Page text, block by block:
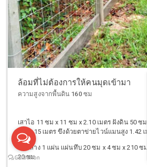
ล้อมที่ไม่ต้องการให้คนมุดเข้ามา
ความสูงจากพื้นดิน 160 ซม
เสาไอ 11 ซม x 11 ซม x 2.10 เมตร ฝังดิน 50 ซ
เสา 2.15 เมตร ขึงด้วยตาข่ายไวน์แมนสูง 1.42 เ
ด้านล่าง 1 แผ่น แผ่นทึบ 20 ซม x 4 ซม x 210 ซ
20 ซม